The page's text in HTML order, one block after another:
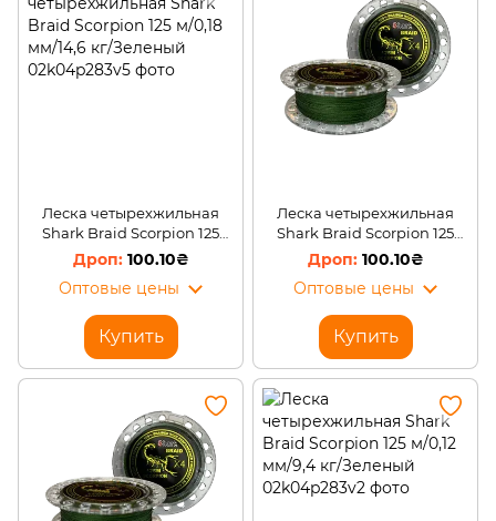
Леска четырехжильная
Shark Braid Scorpion 125
м/0,18 мм/14,6 кг/Зеленый
100.10₴
Оптовые цены
Купить
Леска четырехжильная
Shark Braid Scorpion 125
м/0,16 мм/11,2 кг/Зеленый
100.10₴
Оптовые цены
Купить